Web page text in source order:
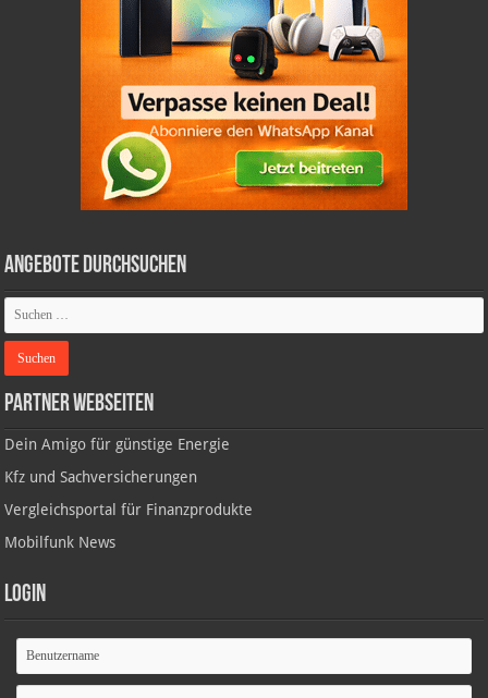
Angebote durchsuchen
Partner Webseiten
Dein Amigo für günstige Energie
Kfz und Sachversicherungen
Vergleichsportal für Finanzprodukte
Mobilfunk News
Login